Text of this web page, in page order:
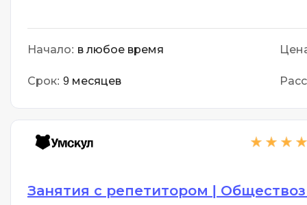
Начало: в любое время
Срок: 9 месяцев
Занятия с репетитором |